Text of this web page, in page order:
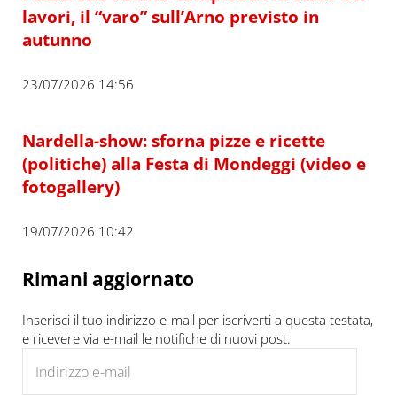
lavori, il “varo” sull’Arno previsto in
autunno
23/07/2026 14:56
Nardella-show: sforna pizze e ricette
(politiche) alla Festa di Mondeggi (video e
fotogallery)
19/07/2026 10:42
Rimani aggiornato
Inserisci il tuo indirizzo e-mail per iscriverti a questa testata,
e ricevere via e-mail le notifiche di nuovi post.